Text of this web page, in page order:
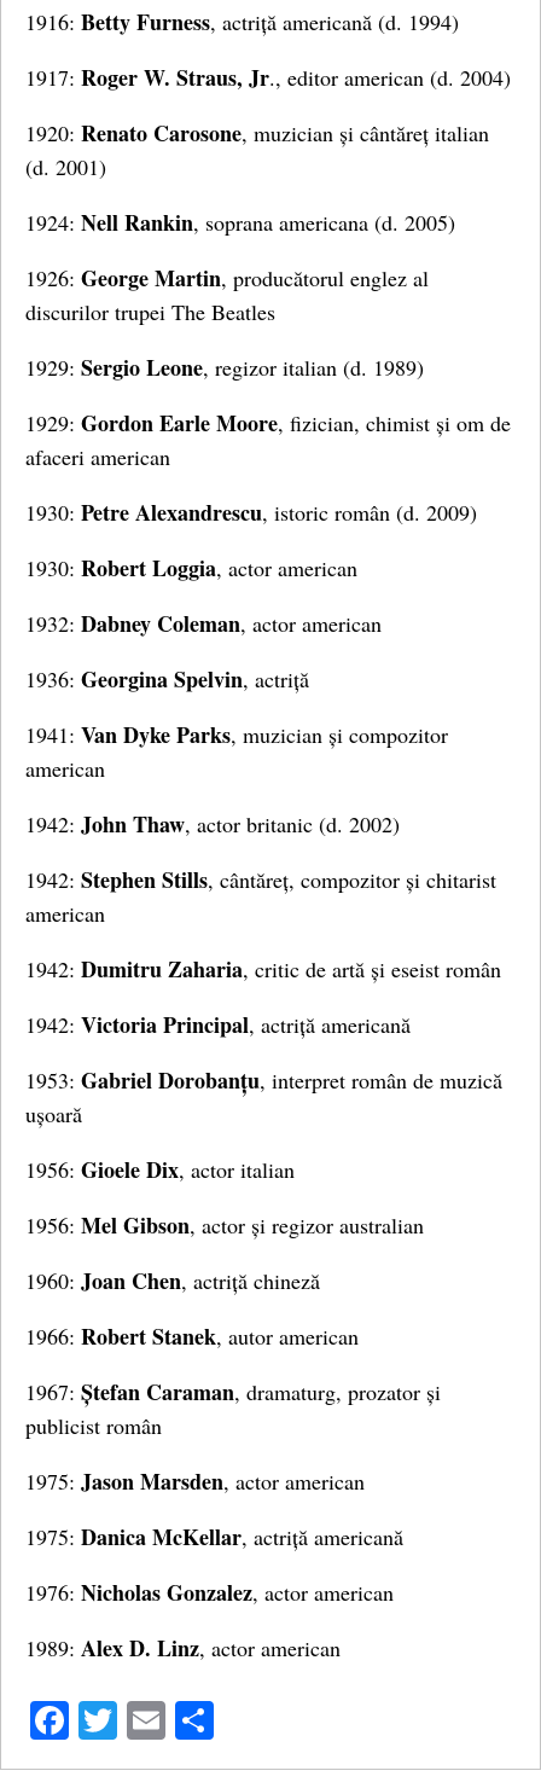
1916: Betty Furness, actriță americană (d. 1994)
1917: Roger W. Straus, Jr., editor american (d. 2004)
1920: Renato Carosone, muzician și cântăreț italian
(d. 2001)
1924: Nell Rankin, soprana americana (d. 2005)
1926: George Martin, producătorul englez al
discurilor trupei The Beatles
1929: Sergio Leone, regizor italian (d. 1989)
1929: Gordon Earle Moore, fizician, chimist și om de
afaceri american
1930: Petre Alexandrescu, istoric român (d. 2009)
1930: Robert Loggia, actor american
1932: Dabney Coleman, actor american
1936: GeorginaSpelvin, actriță
1941: Van Dyke Parks, muzician și compozitor
american
1942: John Thaw, actor britanic (d. 2002)
1942: Stephen Stills, cântăreț, compozitor și chitarist
american
1942: Dumitru Zaharia, critic de artă și eseist român
1942: Victoria Principal, actriță americană
1953: Gabriel Dorobanțu, interpret român de muzică
ușoară
1956: Gioele Dix, actor italian
1956: Mel Gibson, actor și regizor australian
1960: Joan Chen, actriță chineză
1966: Robert Stanek, autor american
1967: Ștefan Caraman, dramaturg, prozator și
publicist român
1975: Jason Marsden, actor american
1975: Danica McKellar, actriță americană
1976: Nicholas Gonzalez, actor american
1989: Alex D. Linz, actor american
Facebook
Twitter
Email